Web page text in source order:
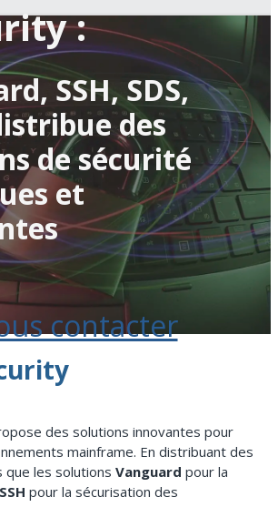
:
SSH, SDS,
des
de sécurité
et
contacter
des solutions innovantes pour
mainframe. En distribuant des
les solutions Vanguard pour la
SSH pour la sécurisation des